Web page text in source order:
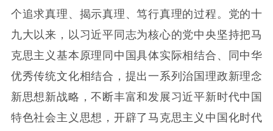
个追求真理、揭示真理、笃行真理的过程。党的十
九大以来，以习近平同志为核心的党中央坚持把马
克思主义基本原理同中国具体实际相结合、同中华
优秀传统文化相结合，提出一系列治国理政新理念
新思想新战略，不断丰富和发展习近平新时代中国
特色社会主义思想，开辟了马克思主义中国化时代